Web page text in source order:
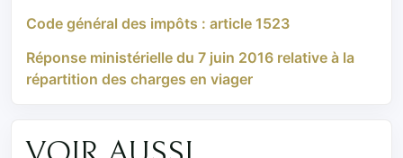
Code général des impôts : article 1523
Réponse ministérielle du 7 juin 2016 relative à la
répartition des charges en viager